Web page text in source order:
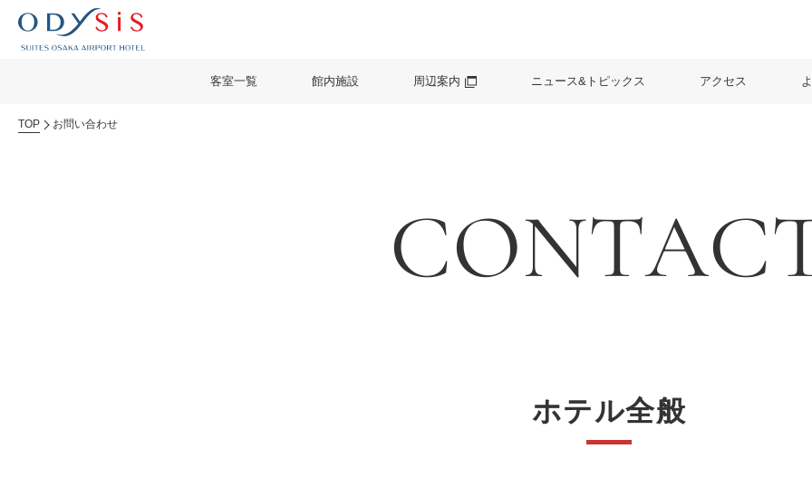
客室一覧 館内施設 周辺案内 ニュース&トピックス アクセス
TOP お問い合わせ
ホテル全般